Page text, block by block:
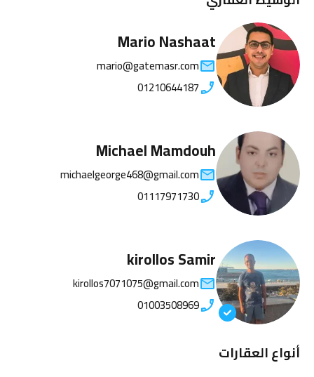
Mario Nashaat
mario@gatemasr.com
01210644187
Michael Mamdouh
michaelgeorge468@gmail.com
01117971730
kirollos Samir
kirollos7071075@gmail.com
01003508969
أنواع العقارات